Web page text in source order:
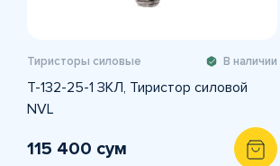
Тиристоры силовые В наличии
Т-132-25-1 ЗКЛ, Тиристор силовой
NVL
115 400 сум